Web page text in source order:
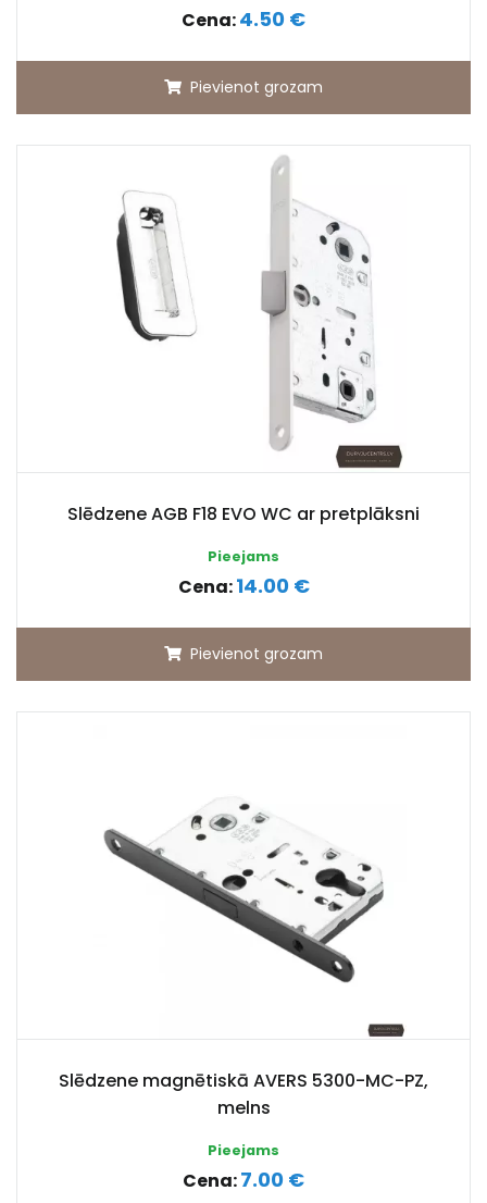
Cena:4.50 €
Pievienot grozam
Slēdzene AGB F18 EVO WC ar pretplāksni
Pieejams
Cena:14.00 €
Pievienot grozam
Slēdzene magnētiskā AVERS 5300-MC-PZ,
melns
Pieejams
Cena:7.00 €